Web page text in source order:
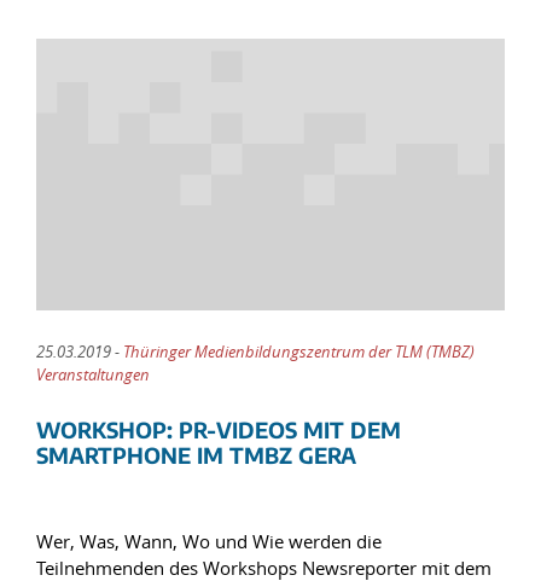
25.03.2019 - Thüringer Medienbildungszentrum der TLM (TMBZ)
Veranstaltungen
WORKSHOP: PR-VIDEOS MIT DEM
SMARTPHONE IM TMBZ GERA
Wer, Was, Wann, Wo und Wie werden die
Teilnehmenden des Workshops Newsreporter mit dem